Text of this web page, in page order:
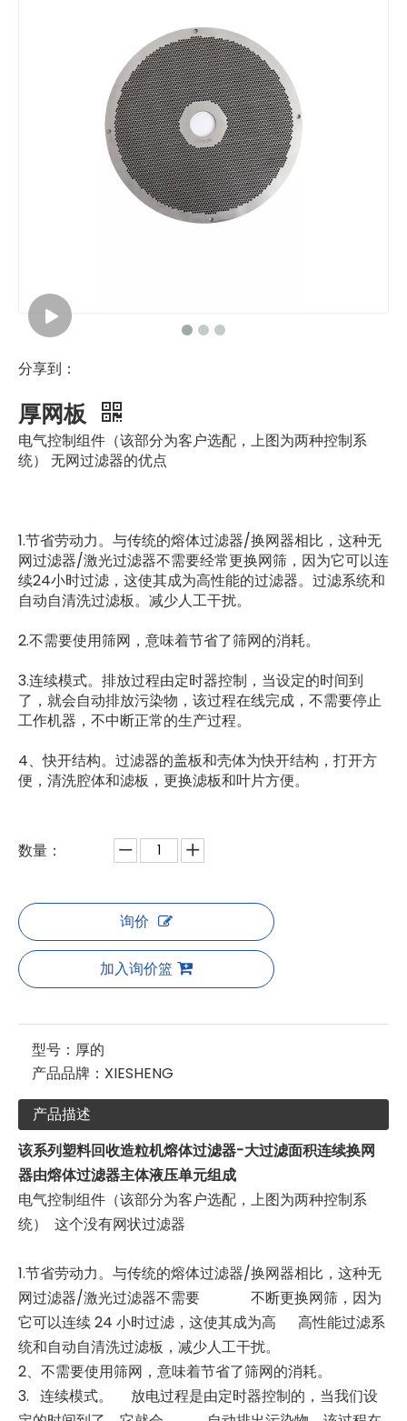
造粒机厚网板 造粒机专用厚网板
分享到：
厚网板
电气控制组件（该部分为客户选配，上图为两种控制系
统） 无网过滤器的优点
1.节省劳动力。与传统的熔体过滤器/换网器相比，这种无
网过滤器/激光过滤器不需要经常更换网筛，因为它可以连
续24小时过滤，这使其成为高性能的过滤器。过滤系统和
自动自清洗过滤板。减少人工干扰。
2.不需要使用筛网，意味着节省了筛网的消耗。
3.连续模式。排放过程由定时器控制，当设定的时间到
了，就会自动排放污染物，该过程在线完成，不需要停止
工作机器，不中断正常的生产过程。
4、快开结构。过滤器的盖板和壳体为快开结构，打开方
便，清洗腔体和滤板，更换滤板和叶片方便。
数量：
询价
加入询价篮
型号： 厚的
产品品牌： XIESHENG
产品描述
该系列塑料回收造粒机熔体过滤器-大过滤面积连续换网
器由熔体过滤器主体液压单元组成
电气控制组件（该部分为客户选配，上图为两种控制系
统） 这个没有网状过滤器
1.节省劳动力。与传统的熔体过滤器/换网器相比，这种无
网过滤器/激光过滤器不需要 不断更换网筛，因为
它可以连续 24 小时过滤，这使其成为高 高性能过滤系
统和自动自清洗过滤板，减少人工干扰。
2、不需要使用筛网，意味着节省了筛网的消耗。
3. 连续模式。 放电过程是由定时器控制的，当我们设